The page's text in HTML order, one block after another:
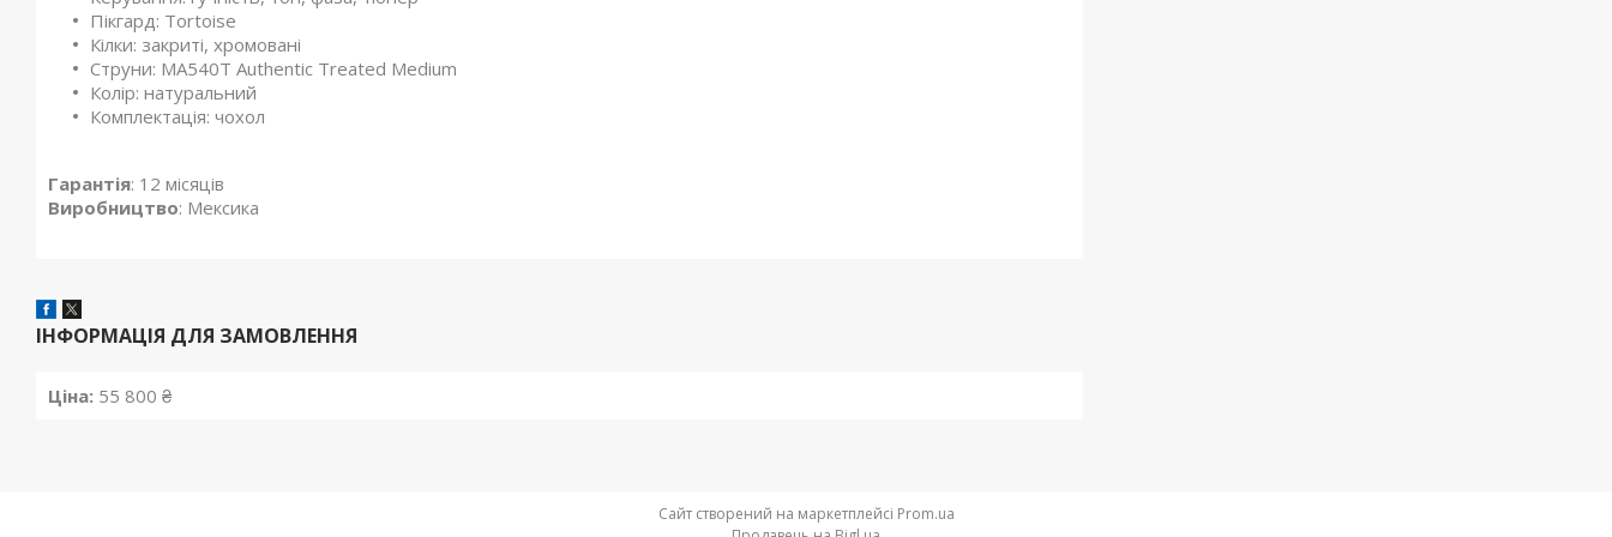
Пікгард: Tortoise
Кілки: закриті, хромовані
Струни: MA540T Authentic Treated Medium
Колір: натуральний
Комплектація: чохол
Гарантія: 12 місяців
Виробництво: Мексика
ІНФОРМАЦІЯ ДЛЯ ЗАМОВЛЕННЯ
Ціна: 55 800 ₴
Сайт створений на маркетплейсі Prom.ua